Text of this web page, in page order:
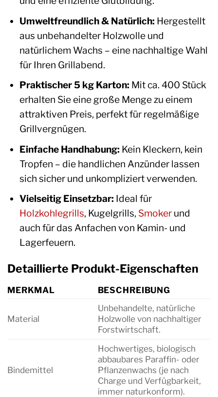
Umweltfreundlich & Natürlich: Hergestellt
aus unbehandelter Holzwolle und
natürlichem Wachs – eine nachhaltige Wahl
für Ihren Grillabend.
Praktischer 5 kg Karton: Mit ca. 400 Stück
erhalten Sie eine große Menge zu einem
attraktiven Preis, perfekt für regelmäßige
Grillvergnügen.
Einfache Handhabung: Kein Kleckern, kein
Tropfen – die handlichen Anzünder lassen
sich sicher und unkompliziert verwenden.
Vielseitig Einsetzbar: Ideal für
Holzkohlegrills, Kugelgrills, Smokerund
auch für das Anfachen von Kamin- und
Lagerfeuern.
Detaillierte Produkt-Eigenschaften
MERKMAL BESCHREIBUNG
Material
Unbehandelte, natürliche
Holzwolle von nachhaltiger
Forstwirtschaft.
Bindemittel
Hochwertiges, biologisch
abbaubares Paraffin- oder
Pflanzenwachs (je nach
Charge und Verfügbarkeit,
immer naturkonform).